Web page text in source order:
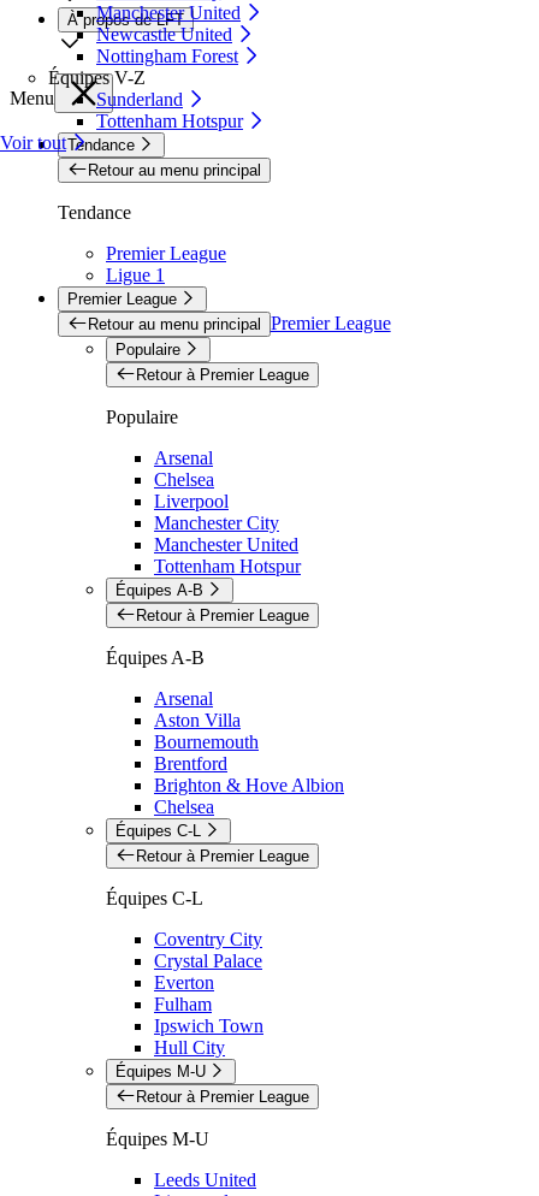
Manchester United
Newcastle United
Nottingham Forest
Équipes V-Z
Sunderland
Tottenham Hotspur
Voir tout
À propos de LFT
Menu
Tendance
Retour au menu principal
Tendance
Premier League
Ligue 1
Premier League
Retour au menu principal Premier League
Populaire
Retour à Premier League
Populaire
Arsenal
Chelsea
Liverpool
Manchester City
Manchester United
Tottenham Hotspur
Équipes A-B
Retour à Premier League
Équipes A-B
Arsenal
Aston Villa
Bournemouth
Brentford
Brighton & Hove Albion
Chelsea
Équipes C-L
Retour à Premier League
Équipes C-L
Coventry City
Crystal Palace
Everton
Fulham
Ipswich Town
Hull City
Équipes M-U
Retour à Premier League
Équipes M-U
Leeds United